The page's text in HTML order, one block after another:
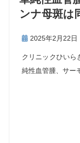
ンナ母斑は
2025年2月22日
クリニックひいら
純性血管腫、サー